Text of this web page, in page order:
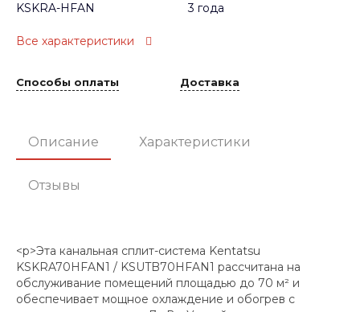
KSKRA-HFAN
3 года
Все характеристики
Способы оплаты Доставка
Описание Характеристики
Отзывы
<p>Эта канальная сплит-система Kentatsu
KSKRA70HFAN1 / KSUTB70HFAN1 рассчитана на
обслуживание помещений площадью до 70 м² и
обеспечивает мощное охлаждение и обогрев с